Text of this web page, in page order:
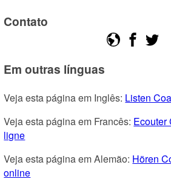
Contato
Em outras línguas
Veja esta página em Inglês: Listen
Veja esta página em Francês: Ecouter
ligne
Veja esta página em Alemão: Hören
online